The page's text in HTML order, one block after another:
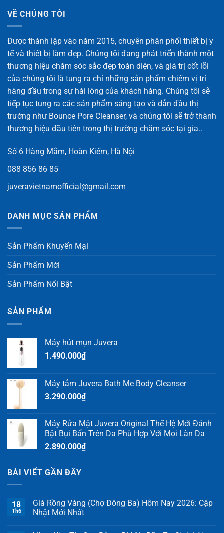
VỀ CHÚNG TÔI
Được thành lập vào năm 2015, chuyên phân phối thiết bị y
tế và thiết bị làm đẹp. Chúng tôi đang phát triển thành một
thương hiệu chăm sóc sắc đẹp toàn diện, và giá trị cốt lõi
của chúng tôi là tung ra chỉ những sản phẩm chiếm vị trí
hàng đầu trong sự hài lòng của khách hàng. Chúng tôi sẽ
tiếp tục tung ra các sản phẩm sáng tạo và dẫn đầu thị
trường như Bounce Pore Cleanser, và chúng tôi sẽ trở thành
thương hiệu đầu tiên trong thị trường chăm sóc tại gia..
Số 6 Hàng Mắm, Hoàn Kiếm, Hà Nội
088 856 86 85
juveravietnamofficial@gmail.com
DANH MỤC SẢN PHẨM
Sản Phẩm Khuyến Mại
Sản Phẩm Mới
Sản Phẩm Nổi Bật
SẢN PHẨM
Máy hút mụn Juvera
1.490.000₫
Máy tắm Juvera Bath Me Body Cleanser
3.290.000₫
Máy Rửa Mặt Juvera Original Thế Hệ Mới Đánh
Bật Bụi Bẩn Trên Da Phù Hợp Với Mọi Làn Da
2.890.000₫
BÀI VIẾT GẦN ĐÂY
18
Th6
Giá Rồng Vàng (Chợ Đông Ba) Hôm Nay 2026: Cập
Nhật Mới Nhất